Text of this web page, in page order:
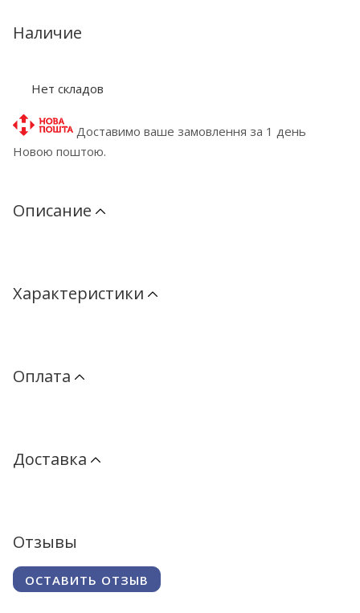
Наличие
Нет складов
Доставимо ваше замовлення за 1 день
Новою поштою.
Описание
Характеристики
Оплата
Доставка
Отзывы
ОСТАВИТЬ ОТЗЫВ